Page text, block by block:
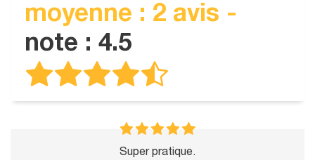
moyenne : 2 avis -
note : 4.5
Super pratique.